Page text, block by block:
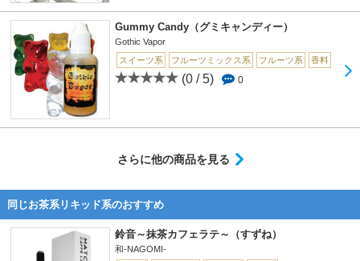
Gummy Candy（グミキャンディー）
Gothic Vapor
スイーツ系
フルーツミックス系 フルーツ系 香料
(0 / 5) 0
さらに他の商品を見る
同じお茶系リキッド系のおすすめ
鈴音～抹茶カフェラテ～（すずね）
和-NAGOMI-